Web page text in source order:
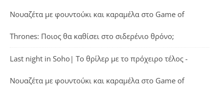
Νουαζέτα με φουντούκι και καραμέλα στο Game of
Thrones: Ποιος θα καθίσει στο σιδερένιο θρόνο;
Last night in Soho| Το θρίλερ με το πρόχειρο τέλος -
Νουαζέτα με φουντούκι και καραμέλα στο Game of